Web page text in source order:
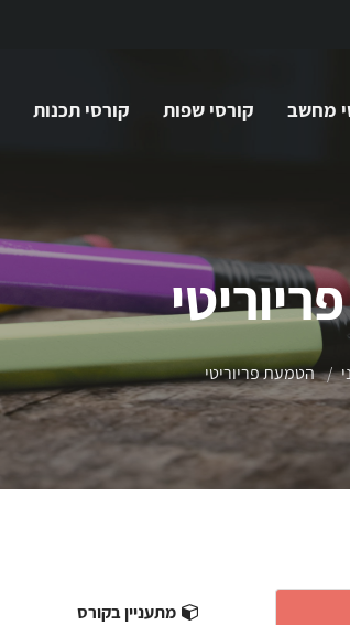
מחשב קורסי שפות קורסי תכנות
הטמעת פריוריטי
מתעניין בקורס